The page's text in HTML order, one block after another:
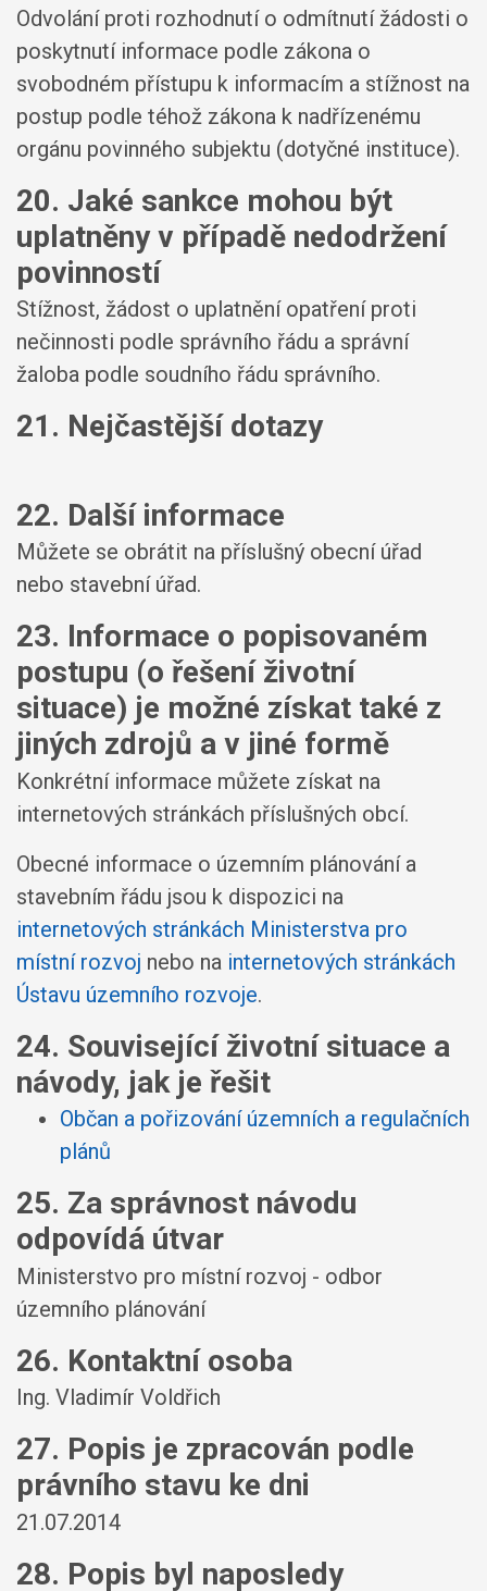
Odvolání proti rozhodnutí o odmítnutí žádosti o
poskytnutí informace podle zákona o
svobodném přístupu k informacím a stížnost na
postup podle téhož zákona k nadřízenému
orgánu povinného subjektu (dotyčné instituce).
20. Jaké sankce mohou být
uplatněny v případě nedodržení
povinností
Stížnost, žádost o uplatnění opatření proti
nečinnosti podle správního řádu a správní
žaloba podle soudního řádu správního.
21. Nejčastější dotazy
22. Další informace
Můžete se obrátit na příslušný obecní úřad
nebo stavební úřad.
23. Informace o popisovaném
postupu (o řešení životní
situace) je možné získat také z
jiných zdrojů a v jiné formě
Konkrétní informace můžete získat na
internetových stránkách příslušných obcí.
Obecné informace o územním plánování a
stavebním řádu jsou k dispozici na
internetových stránkách Ministerstva pro
místní rozvoj nebo na internetových stránkách
Ústavu územního rozvoje.
24. Související životní situace a
návody, jak je řešit
Občan a pořizování územních a regulačních
plánů
25. Za správnost návodu
odpovídá útvar
Ministerstvo pro místní rozvoj - odbor
územního plánování
26. Kontaktní osoba
Ing. Vladimír Voldřich
27. Popis je zpracován podle
právního stavu ke dni
21.07.2014
28. Popis byl naposledy